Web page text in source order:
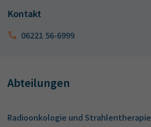
Kontakt
06221 56-6999
Abteilungen
Radioonkologie und Strahlentherapie